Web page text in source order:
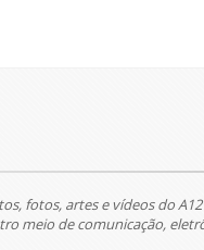
fotos, artes e vídeos do
meio de comunicação,